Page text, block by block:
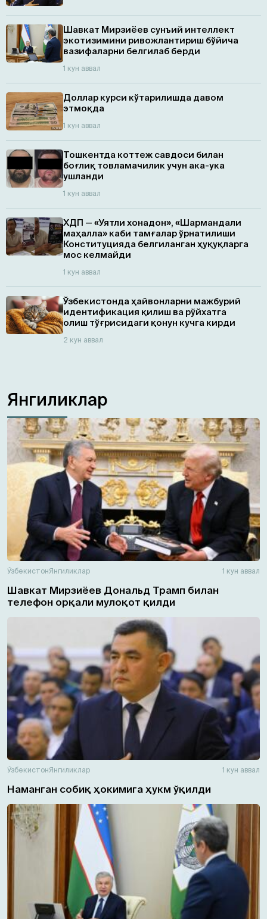
Шавкат Мирзиёев сунъий интеллект
экотизимини ривожлантириш бўйича
вазифаларни белгилаб берди
1 кун аввал
Доллар курси кўтарилишда давом
этмоқда
1 кун аввал
Тошкентда коттеж савдоси билан
боғлиқ товламачилик учун ака-ука
ушланди
1 кун аввал
ХДП — «Уятли хонадон», «Шармандали
маҳалла» каби тамғалар ўрнатилиши
Конституцияда белгиланган ҳуқуқларга
мос келмайди
1 кун аввал
Ўзбекистонда ҳайвонларни мажбурий
идентификация қилиш ва рўйхатга
олиш тўғрисидаги қонун кучга кирди
2 кун аввал
Янгиликлар
ЎзбекистонЯнгиликлар 1 кун аввал
Шавкат Мирзиёев Дональд Трамп билан
телефон орқали мулоқот қилди
ЎзбекистонЯнгиликлар 1 кун аввал
Наманган собиқ ҳокимига ҳукм ўқилди